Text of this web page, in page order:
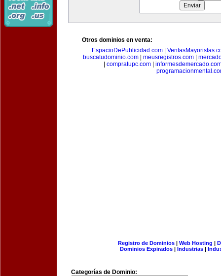
Otros dominios en venta:
EspacioDePublicidad.com
buscatudominio.com
meusregistros.com
compratupc.com
Registro de Dominios| Web Hosting |
Dominios Expirados | Industrias |
Categorías de Dominio: